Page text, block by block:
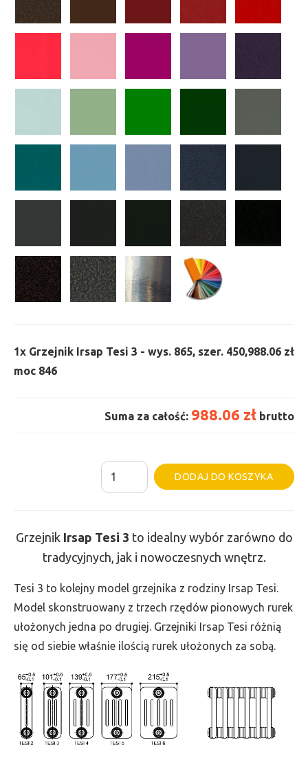
1x Grzejnik Irsap Tesi 3 - wys. 865, szer. 450,
moc 846
988.06 zł
Suma za całość: 988.06 zł brutto
ilość
Grzejnik
-
wys.
865,
szer.
450,
846
DODAJ DO KOSZYKA
Grzejnik Irsap Tesi 3 to idealny wybór zarówno do
tradycyjnych, jak i nowoczesnych wnętrz.
Tesi 3 to kolejny model grzejnika z rodziny Irsap Tesi.
Model skonstruowany z trzech rzędów pionowych rurek
ułożonych jedna po drugiej. Grzejniki Irsap Tesi różnią
się od siebie właśnie ilością rurek ułożonych za sobą.